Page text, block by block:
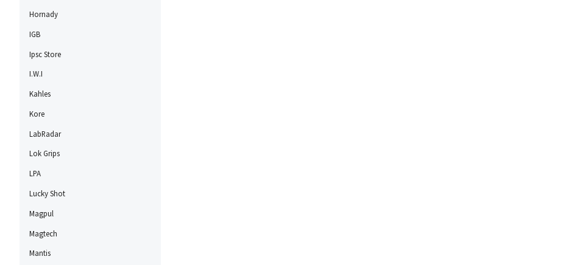
Hornady
IGB
Ipsc Store
I.W.I
Kahles
Kore
LabRadar
Lok Grips
LPA
Lucky Shot
Magpul
Magtech
Mantis